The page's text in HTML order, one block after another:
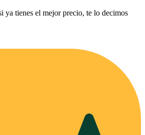
ya tienes el mejor precio, te lo decimos